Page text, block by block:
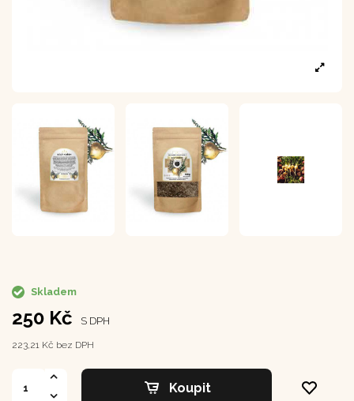
Skladem
250 Kč S DPH
223,21 Kč bez DPH
Koupit